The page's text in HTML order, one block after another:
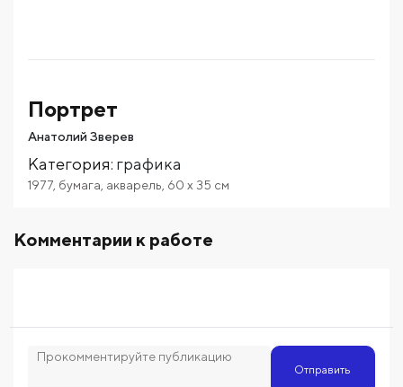
Портрет
Анатолий Зверев
Категория: графика
1977 бумага акварель 60 x 35 см
Комментарии к работе
Отправить